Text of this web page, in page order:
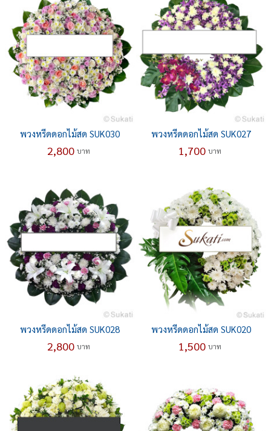
พวงหรีดดอกไม้สด SUK030
2,800 บาท
พวงหรีดดอกไม้สด SUK027
1,700 บาท
พวงหรีดดอกไม้สด SUK028
2,800 บาท
พวงหรีดดอกไม้สด SUK020
1,500 บาท